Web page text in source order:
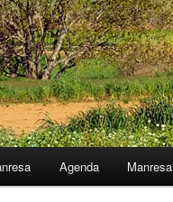
Agenda Manresa